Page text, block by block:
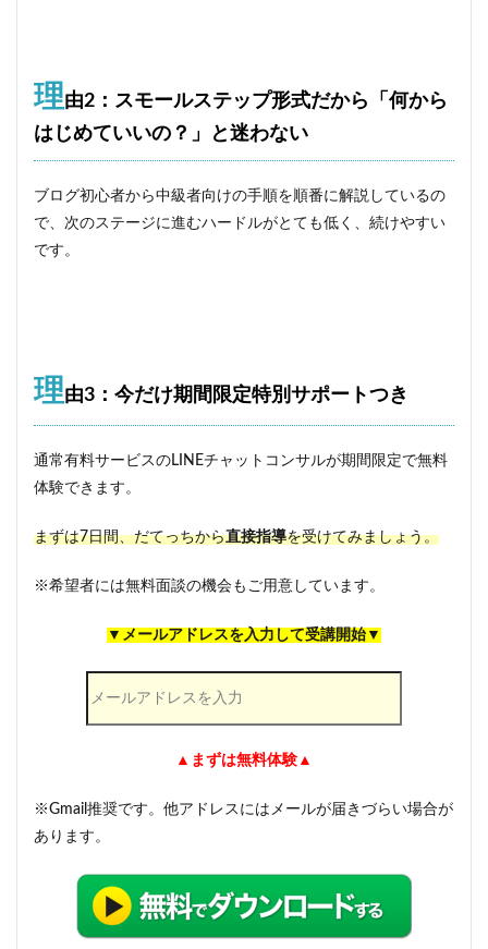
理由2：スモールステップ形式だから「何から
はじめていいの？」と迷わない
ブログ初心者から中級者向けの手順を順番に解説しているの
で、次のステージに進むハードルがとても低く、続けやすい
です。
理由3：今だけ期間限定特別サポートつき
通常有料サービスのLINEチャットコンサルが期間限定で無料
体験できます。
まずは7日間、だてっちから直接指導を受けてみましょう。
※希望者には無料面談の機会もご用意しています。
▼メールアドレスを入力して受講開始▼
▲まずは無料体験▲
※Gmail推奨です。他アドレスにはメールが届きづらい場合が
あります。